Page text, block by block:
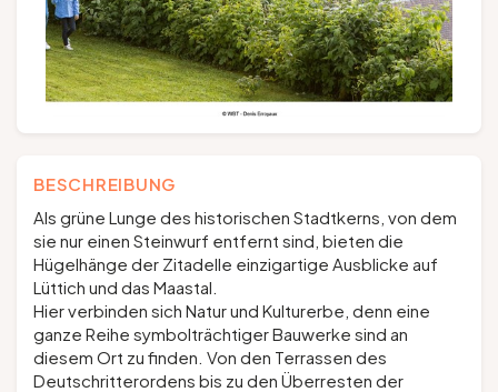
BESCHREIBUNG
Als grüne Lunge des historischen Stadtkerns, von dem
sie nur einen Steinwurf entfernt sind, bieten die
Hügelhänge der Zitadelle einzigartige Ausblicke auf
Lüttich und das Maastal.
Hier verbinden sich Natur und Kulturerbe, denn eine
ganze Reihe symbolträchtiger Bauwerke sind an
diesem Ort zu finden. Von den Terrassen des
Deutschritterordens bis zu den Überresten der